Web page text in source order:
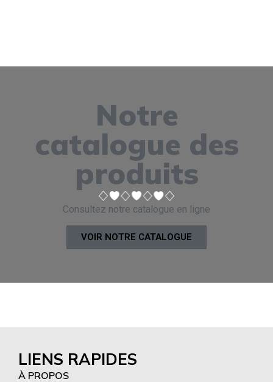
Notre
catalogue des
produits
Consultez notre catalogue en ligne
VOIR NOTRE CATALOGUE
LIENS RAPIDES
À PROPOS